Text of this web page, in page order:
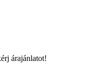
árajánlatot!